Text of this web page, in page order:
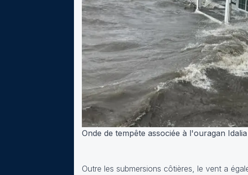
Onde de tempête associée à l'ouragan
Outre les submersions côtières, le vent a